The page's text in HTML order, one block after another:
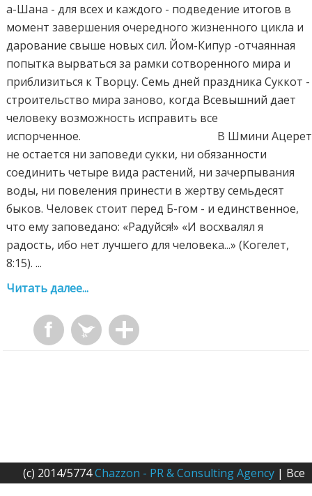
а-Шана - для всех и каждого - подведение итогов в
момент завершения очередного жизненного цикла и
дарование свыше новых сил. Йом-Кипур -отчаянная
попытка вырваться за рамки сотворенного мира и
приблизиться к Творцу. Семь дней праздника Суккот -
строительство мира заново, когда Всевышний дает
человеку возможность исправить все
испорченное. В Шмини Ацерет
не остается ни заповеди сукки, ни обязанности
соединить четыре вида растений, ни зачерпывания
воды, ни повеления принести в жертву семьдесят
быков. Человек стоит перед Б-гом - и единственное,
что ему заповедано: «Радуйся!» «И восхвалял я
радость, ибо нет лучшего для человека...» (Когелет,
8:15). ...
Читать далее...
(c) 2014/5774Chazzon - PR & Consulting Agency| Все